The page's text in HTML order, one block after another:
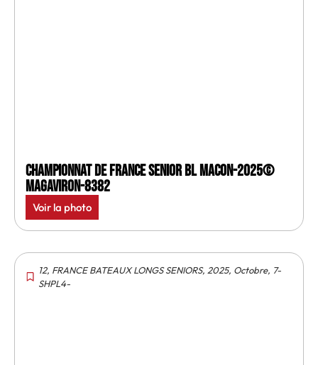
Championnat de France senior BL Macon-2025©
MagAviron-8382
Voir la photo
12, FRANCE BATEAUX LONGS SENIORS, 2025, Octobre, 7-
SHPL4-